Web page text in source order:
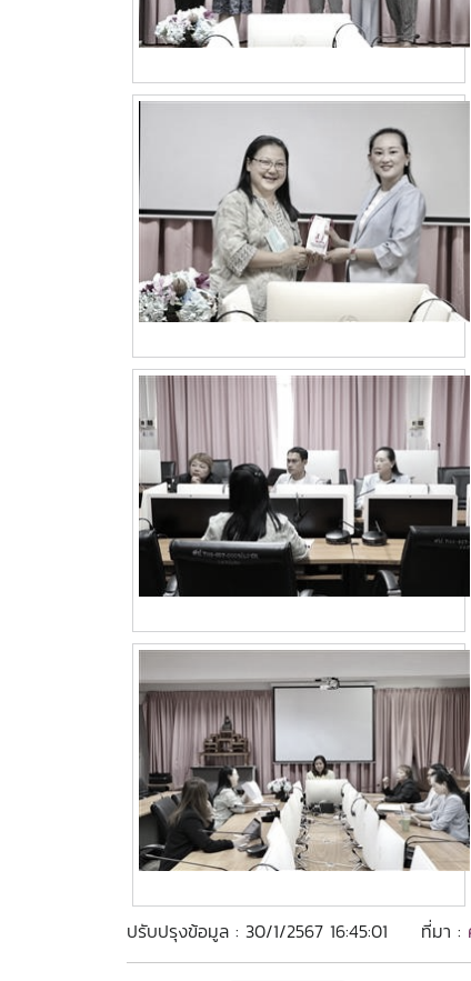
ปรับปรุงข้อมูล : 30/1/2567 16:45:01 ที่มา :